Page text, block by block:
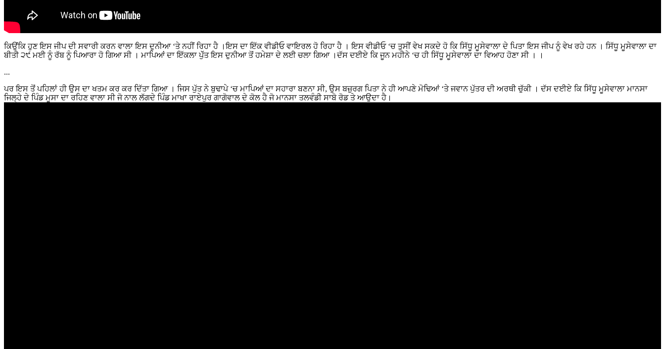
ਕਿਉਂਕਿ ਹੁਣ ਇਸ ਜੀਪ ਦੀ ਸਵਾਰੀ ਕਰਨ ਵਾਲਾ ਇਸ ਦੁਨੀਆ ‘ਤੇ ਨਹੀਂ ਰਿਹਾ ਹੈ ।ਇਸ ਦਾ ਇੱਕ ਵੀਡੀਓ ਵਾਇਰਲ ਹੋ ਰਿਹਾ ਹੈ । ਇਸ ਵੀਡੀਓ ‘ਚ ਤੁਸੀਂ ਵੇਖ ਸਕਦੇ ਹੋ ਕਿ ਸਿੱਧੂ ਮੂਸੇਵਾਲਾ ਦੇ ਪਿਤਾ ਇਸ ਜੀਪ ਨੂੰ ਵੇਖ ਰਹੇ ਹਨ । ਸਿੱਧੂ ਮੂਸੇਵਾਲਾ ਦਾ
ਬੀਤੀ ੨੯ ਮਈ ਨੂੰ ਰੱਬ ਨੂੰ ਪਿਆਰਾ ਹੋ ਗਿਆ ਸੀ । ਮਾਪਿਆਂ ਦਾ ਇੱਕਲਾ ਪੁੱੱਤ ਇਸ ਦੁਨੀਆ ਤੋਂ ਹਮੇਸ਼ਾ ਦੇ ਲਈ ਚਲਾ ਗਿਆ ।ਦੱਸ ਦਈਏ ਕਿ ਜੂਨ ਮਹੀਨੇ ‘ਚ ਹੀ ਸਿੱਧੂ ਮੂਸੇਵਾਲਾ ਦਾ ਵਿਆਹ ਹੋਣਾ ਸੀ । ।
...
ਪਰ ਇਸ ਤੋਂ ਪਹਿਲਾਂ ਹੀ ਉਸ ਦਾ ਖਤਮ ਕਰ ਕਰ ਦਿੱਤਾ ਗਿਆ । ਜਿਸ ਪੁੱਤ ਨੇ ਬੁਢਾਪੇ ‘ਚ ਮਾਪਿਆਂ ਦਾ ਸਹਾਰਾ ਬਣਨਾ ਸੀ, ਉਸ ਬਜ਼ੁਰਗ ਪਿਤਾ ਨੇ ਹੀ ਆਪਣੇ ਮੋਢਿਆਂ ‘ਤੇ ਜਵਾਨ ਪੁੱਤਰ ਦੀ ਅਰਥੀ ਚੁੱਕੀ । ਦੱਸ ਦਈਏ ਕਿ ਸਿੱਧੂ ਮੂਸੇਵਾਲਾ ਮਾਨਸਾ
ਜਿਲ੍ਹੇ ਦੇ ਪਿੰਡ ਮੂਸਾ ਦਾ ਰਹਿਣ ਵਾਲਾ ਸੀ ਜੋ ਨਾਲ ਲੱਗਦੇ ਪਿੰਡ ਮਾਖਾ ਰਾਏਪੁਰ ਗਾਗੋਵਾਲ ਦੇ ਕੋਲ ਹੈ ਜੋ ਮਾਨਸਾ ਤਲਵੰਡੀ ਸਾਬੋ ਰੋਡ ਤੇ ਆਉਦਾ ਹੈ।